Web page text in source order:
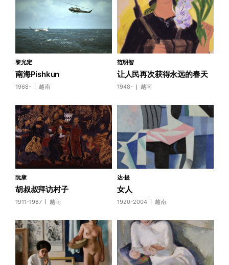
黎光定
南海Pishkun
1968- 越南
范明智
让人民再次获得永远的春天
1948- 越南
阮康
胡叔叔拜访村子
1911-1987 越南
达·提
女人
1920-2004 越南